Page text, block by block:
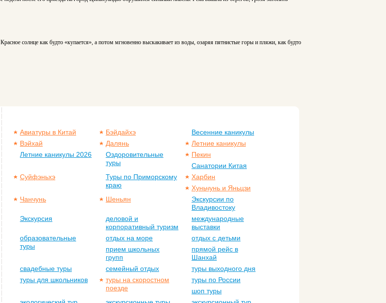
солнце как будто «купается», а потом мгновенно выскакивает из воды, озаряя пятнистые горы и пляжи, как будто
Авиатуры в Китай Бэйдайхэ
Весенние каникулы
Вэйхай
Далянь
Летние каникулы
Летние каникулы 2026
Оздоровительные
туры
Пекин
Санатории Китая
Суйфэньхэ
Туры по Приморскому
краю
Харбин
Хуньчунь и Яньцзи
Чанчунь
Шеньян
Экскурсии по
Владивостоку
Экскурсия
деловой и
корпоративный туризм
международные
выставки
образовательные
туры
отдых на море
отдых с детьми
прием школьных
групп
прямой рейс в
Шанхай
свадебные туры
семейный отдых
туры выходного дня
туры для школьников
туры на скоростном
поезде
туры по России
шоп туры